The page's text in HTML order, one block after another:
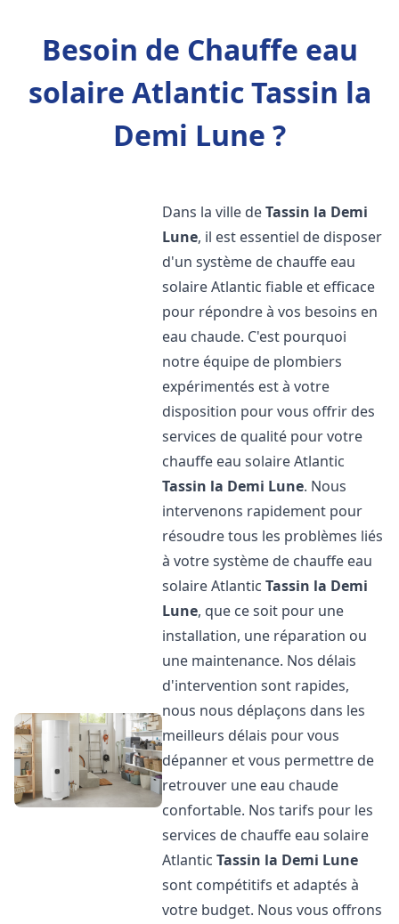
Besoin de Chauffe eau
solaire Atlantic Tassin la
Demi Lune ?
Dans la ville deTassin la Demi
Lune, il est essentiel de disposer
d'un système de chauffe eau
solaire Atlantic fiable et efficace
pour répondre à vos besoins en
eau chaude. C'est pourquoi
notre équipe de plombiers
expérimentés est à votre
disposition pour vous offrir des
services de qualité pour votre
chauffe eau solaire Atlantic
Tassin la Demi Lune. Nous
intervenons rapidement pour
résoudre tous les problèmes liés
à votre système de chauffe eau
solaire AtlanticTassin la Demi
Lune, que ce soit pour une
installation, une réparation ou
une maintenance. Nos délais
d'intervention sont rapides,
nous nous déplaçons dans les
meilleurs délais pour vous
dépanner et vous permettre de
retrouver une eau chaude
confortable. Nos tarifs pour les
services de chauffe eau solaire
AtlanticTassin la Demi Lune
sont compétitifs et adaptés à
votre budget. Nous vous offrons